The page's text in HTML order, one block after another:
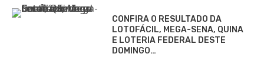
CONFIRA O RESULTADO DA
LOTOFÁCIL, MEGA-SENA, QUINA
E LOTERIA FEDERAL DESTE
DOMINGO…